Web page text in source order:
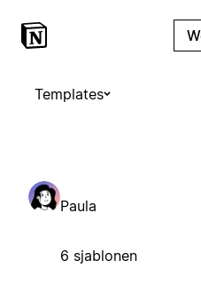
Templates
Paula
6 sjablonen